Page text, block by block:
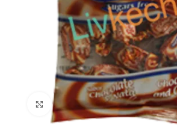
Click to enlarge